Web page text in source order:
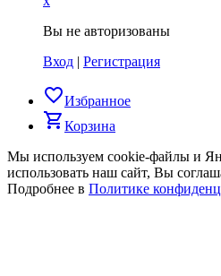
Вы не авторизованы
Вход | Регистрация
favorite_borderИзбранное
shopping_cartКорзина
Мы используем cookie-файлы и
использовать наш сайт, Вы
Подробнее в Политике